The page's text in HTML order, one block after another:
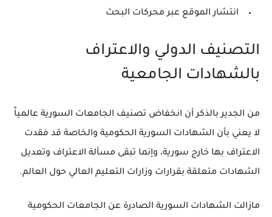
انتشار الموقع عبر محركات البحث
التصنيف الدولي والاعتراف
بالشهادات الجامعية
من الجدير بالذكر أن انخفاض تصنيف الجامعات السورية عالمياً
لا يعني بأن الشهادات السورية الحكومية والخاصة قد فقدت
الاعتراف بها خارج سورية، وإنما تبقى مسألة الاعتراف وتعديل
الشهادات متعلقة بقرارات وزارات التعليم العالي حول العالم.
مازالت الشهادات السورية الصادرة عن الجامعات الحكومية